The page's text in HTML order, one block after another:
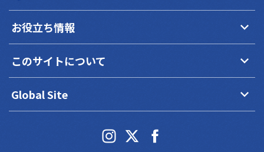
お役立ち情報 keyboard_arrow_down
このサイトについて keyboard_arrow_down
Global Site keyboard_arrow_down